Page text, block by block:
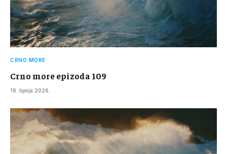
CRNO MORE
Crno more epizoda 109
19. lipnja 2026.